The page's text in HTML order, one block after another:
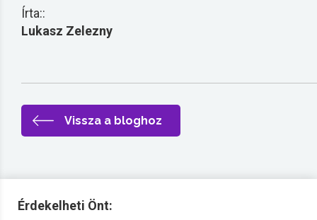
Írta::
Lukasz Zelezny
Vissza a bloghoz
Érdekelheti Önt: